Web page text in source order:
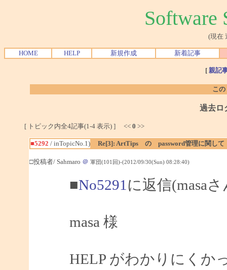
Software
(現在
HOME HELP 新規作成 新着記事
[ 親記
こ
過去ロ
[ トピック内全4記事(1-4 表示) ] << 0 >>
■5292 / inTopicNo.1) Re[3]: ArtTips の password管理に関して
□投稿者/ Sahmaro ＠ 軍団(101回)-(2012/09/30(Sun) 08:28:40)
■No5291 に返信(masa
masa 様
HELP がわかりにくか